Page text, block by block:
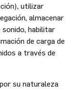
utilizar
almacenar
habilitar
de carga de
a través de
su naturaleza